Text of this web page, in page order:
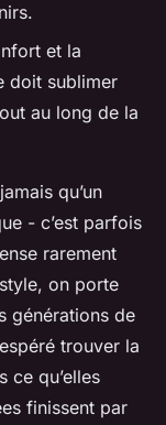
et la
doit sublimer
au long de la
qu’un
- c’est parfois
rarement
on porte
générations de
trouver la
ce qu’elles
finissent par